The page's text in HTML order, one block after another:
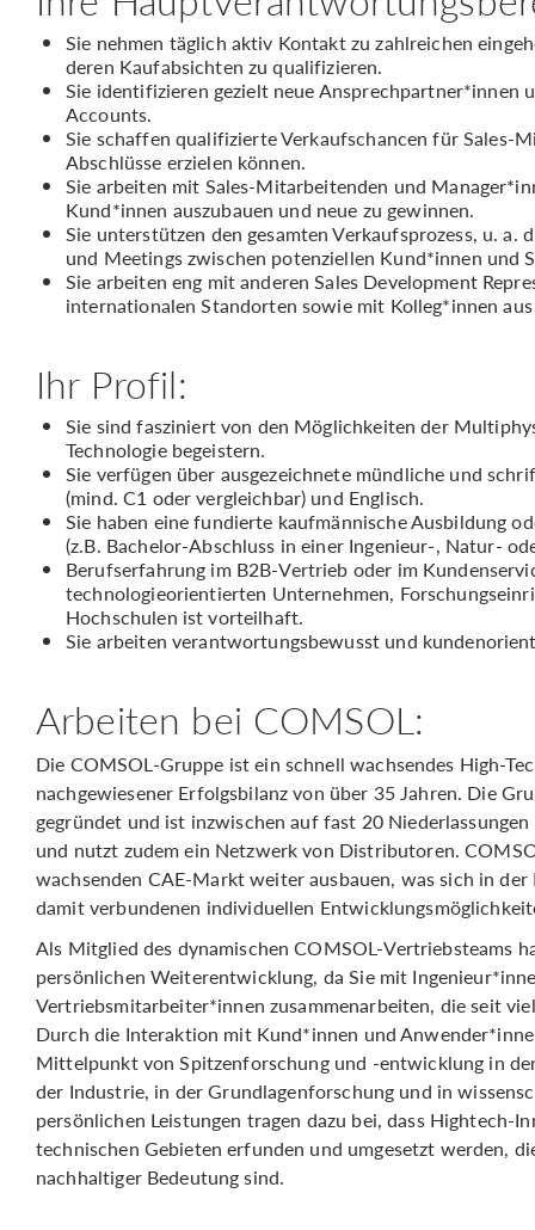
Sie nehmen täglich aktiv Kontakt zu zahlreichen
deren Kaufabsichten zu qualifizieren.
Sie identifizieren gezielt neue Ansprechpartner*innen
Accounts.
Sie schaffen qualifizierte Verkaufschancen für Sales-
Abschlüsse erzielen können.
Sie arbeiten mit Sales-Mitarbeitenden und
Kund*innen auszubauen und neue zu gewinnen.
Sie unterstützen den gesamten Verkaufsprozess, u.
und Meetings zwischen potenziellen Kund*innen und
Sie arbeiten eng mit anderen Sales Development
internationalen Standorten sowie mit Kolleg*innen
Ihr Profil:
Sie sind fasziniert von den Möglichkeiten der
Technologie begeistern.
Sie verfügen über ausgezeichnete mündliche und
(mind. C1 oder vergleichbar) und Englisch.
Sie haben eine fundierte kaufmännische Ausbildung
(z.B. Bachelor-Abschluss in einer Ingenieur-, Natur-
Berufserfahrung im B2B-Vertrieb oder im
technologieorientierten Unternehmen,
Hochschulen ist vorteilhaft.
Sie arbeiten verantwortungsbewusst und
Arbeiten bei COMSOL:
Die COMSOL-Gruppe ist ein schnell wachsendes High-
nachgewiesener Erfolgsbilanz von über 35 Jahren. Die
gegründet und ist inzwischen auf fast 20
und nutzt zudem ein Netzwerk von Distributoren.
wachsenden CAE-Markt weiter ausbauen, was sich in
damit verbundenen individuellen
Als Mitglied des dynamischen COMSOL-Vertriebsteams
persönlichen Weiterentwicklung, da Sie mit
Vertriebsmitarbeiter*innen zusammenarbeiten, die seit
Durch die Interaktion mit Kund*innen und
Mittelpunkt von Spitzenforschung und -entwicklung in
der Industrie, in der Grundlagenforschung und in
persönlichen Leistungen tragen dazu bei, dass Hightech-
technischen Gebieten erfunden und umgesetzt werden,
nachhaltiger Bedeutung sind.